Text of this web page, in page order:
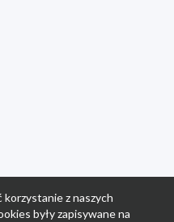
z naszych
były zapisywane na